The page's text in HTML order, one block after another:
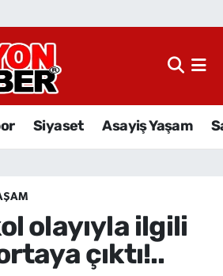
Siyaset Asayiş Yaşam
olayıyla ilgili
çıktı!..